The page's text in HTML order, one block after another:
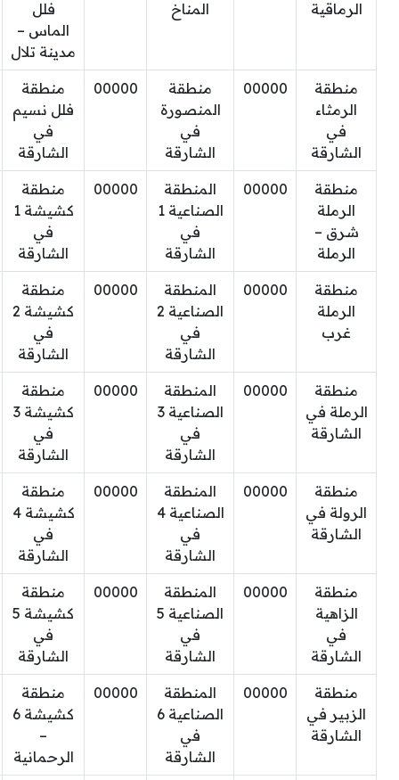
الرماقية المناخ
فلل
الماس –
مدينة تلال
منطقة
الرمثاء
في
الشارقة
00000
منطقة
المنصورة
في
الشارقة
00000
منطقة
فلل نسيم
في
الشارقة
منطقة
الرملة
شرق –
الرملة
00000
المنطقة
الصناعية 1
في
الشارقة
00000
منطقة
كشيشة 1
في
الشارقة
منطقة
الرملة
غرب
00000
المنطقة
الصناعية 2
في
الشارقة
00000
منطقة
كشيشة 2
في
الشارقة
منطقة
الرملة في
الشارقة
00000
المنطقة
الصناعية 3
في
الشارقة
00000
منطقة
كشيشة 3
في
الشارقة
منطقة
الرولة في
الشارقة
00000
المنطقة
الصناعية 4
في
الشارقة
00000
منطقة
كشيشة 4
في
الشارقة
منطقة
الزاهية
في
الشارقة
00000
المنطقة
الصناعية 5
في
الشارقة
00000
منطقة
كشيشة 5
في
الشارقة
منطقة
الزبير في
الشارقة
00000
المنطقة
الصناعية 6
في
الشارقة
00000
منطقة
كشيشة 6
–
الرحمانية